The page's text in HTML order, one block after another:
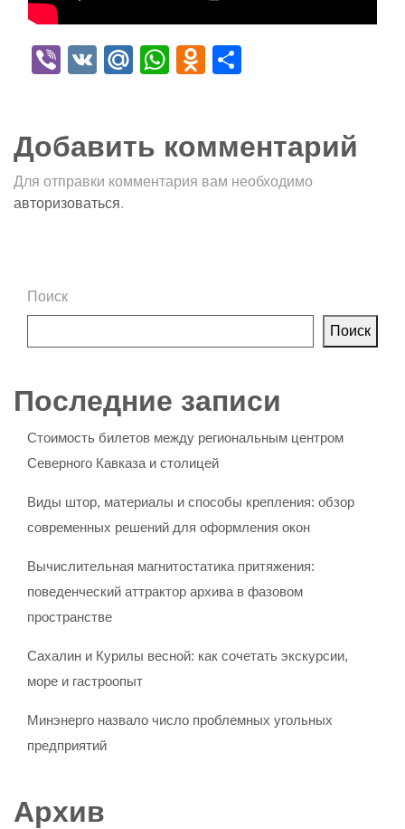
Viber
VK Mail.Ru
WhatsApp
Odnoklassniki
Добавить комментарий
Для отправки комментария вам необходимо
авторизоваться.
Поиск
Поиск
Последние записи
Стоимость билетов между региональным центром
Северного Кавказа и столицей
Виды штор, материалы и способы крепления: обзор
современных решений для оформления окон
Вычислительная магнитостатика притяжения:
поведенческий аттрактор архива в фазовом
пространстве
Сахалин и Курилы весной: как сочетать экскурсии,
море и гастроопыт
Минэнерго назвало число проблемных угольных
предприятий
Архив